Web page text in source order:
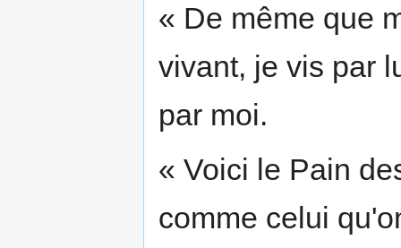
« De même que
vivant, je vis par
par moi.
« Voici le Pain
comme celui